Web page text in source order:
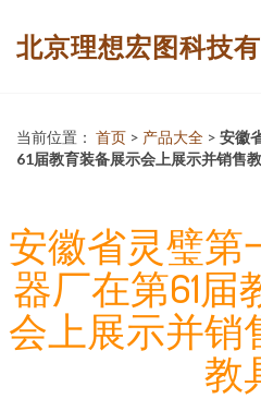
北京理想宏图科技
当前位置： 首页 > 产品大全 > 安徽
61届教育装备展示会上展示并销售
安徽省灵璧第
器厂在第61届
会上展示并销
教